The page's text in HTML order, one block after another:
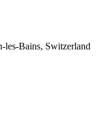
les-Bains, Switzerland